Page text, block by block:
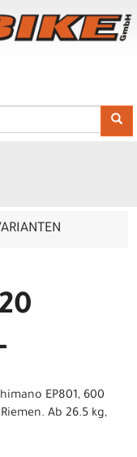
EP801, 600
Ab 26.5 kg,